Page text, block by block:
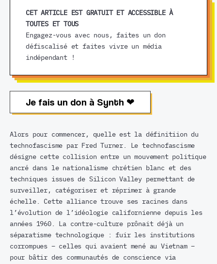
CET ARTICLE EST GRATUIT ET ACCESSIBLE À
TOUTES ET TOUS
Engagez-vous avec nous, faites un don
défiscalisé et faites vivre un média
indépendant !
Je fais un don à Synth ❤︎
Alors pour commencer, quelle est la définitiion du
technofascisme par Fred Turner. Le technofascisme
désigne cette collision entre un mouvement politique
ancré dans le nationalisme chrétien blanc et des
techniques issues de Silicon Valley permettant de
surveiller, catégoriser et réprimer à grande
échelle. Cette alliance trouve ses racines dans
l’évolution de l’idéologie californienne depuis les
années 1960. La contre-culture prônait déjà un
séparatisme technologique : fuir les institutions
corrompues – celles qui avaient mené au Vietnam –
pour bâtir des communautés de conscience via